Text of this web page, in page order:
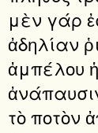
μὲν γάρ
ἀδηλίαν
ἀμπέλου
τὸ ποτὸν